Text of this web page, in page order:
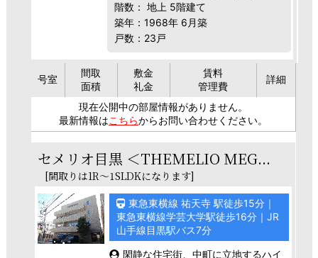
階数： 地上 5階建て
築年：1968年 6月築
戸数：23戸
号室
間取
面積
敷金
礼金
賃料
管理費
詳細
現在公開中の部屋情報がありません。
最新情報はこちらからお問い合わせください。
セメリオ目黒 ＜THEMELIO MEG...
[間取りは1R～1SLDKになります]
東急東横線 祐天寺 駅徒歩15分｜
東急東横線学芸大学駅徒歩16分｜JR
山手線目黒駅バス7分
閑静な住宅街、中町に立地するハイ